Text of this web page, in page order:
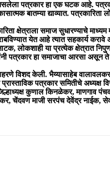
पत्रकार हा एक घटक आहे.
बातम्या द्याव्यात. पत्रकारिता
क्षेत्राला समाज सुधारण्याचे
येत आहे त्यात सहकार्य
लोकशाही या प्रत्येक क्षेत्रात
पत्रकार हा समाजाचा आरसा असून
विशद केली. भैय्यासाहेब
पत्रकार समितीचे अध्यक्ष
कुणाल किनळेकर, माणगाव
चेंदवण माजी सरपंच देवेंद्र नाईक,